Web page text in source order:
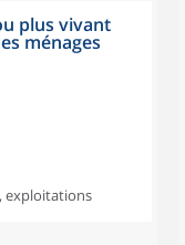
plus vivant
ménages
exploitations